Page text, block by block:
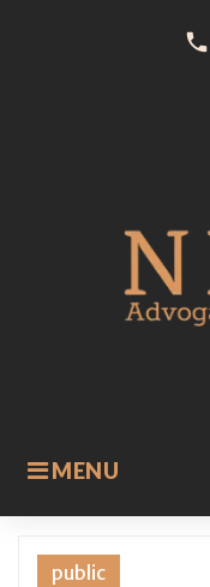
MENU
call
Dia:
public